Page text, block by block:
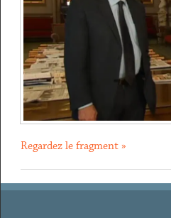
Regardez le fragment »